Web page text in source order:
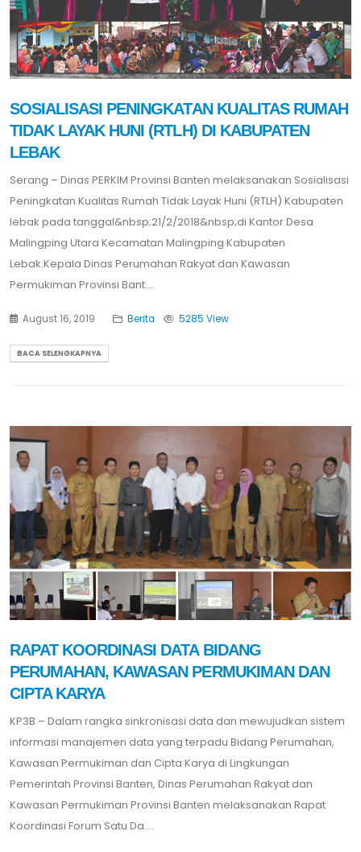
SOSIALISASI PENINGKATAN KUALITAS RUMAH
TIDAK LAYAK HUNI (RTLH) DI KABUPATEN
LEBAK
Serang – Dinas PERKIM Provinsi Banten melaksanakan Sosialisasi
Peningkatan Kualitas Rumah Tidak Layak Huni (RTLH) Kabupaten
lebak pada tanggal&nbsp;21/2/2018&nbsp;di Kantor Desa
Malingping Utara Kecamatan Malingping Kabupaten
Lebak.Kepala Dinas Perumahan Rakyat dan Kawasan
Permukiman Provinsi Bant....
August 16, 2019 Berita 5285 View
BACA SELENGKAPNYA
RAPAT KOORDINASI DATA BIDANG
PERUMAHAN, KAWASAN PERMUKIMAN DAN
CIPTA KARYA
KP3B – Dalam rangka sinkronisasi data dan mewujudkan sistem
informasi manajemen data yang terpadu Bidang Perumahan,
Kawasan Permukiman dan Cipta Karya di Lingkungan
Pemerintah Provinsi Banten, Dinas Perumahan Rakyat dan
Kawasan Permukiman Provinsi Banten melaksanakan Rapat
Koordinasi Forum Satu Da....